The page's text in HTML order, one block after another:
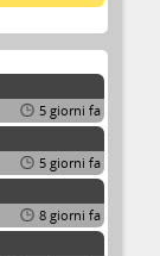
5 giorni fa
5 giorni fa
8 giorni fa